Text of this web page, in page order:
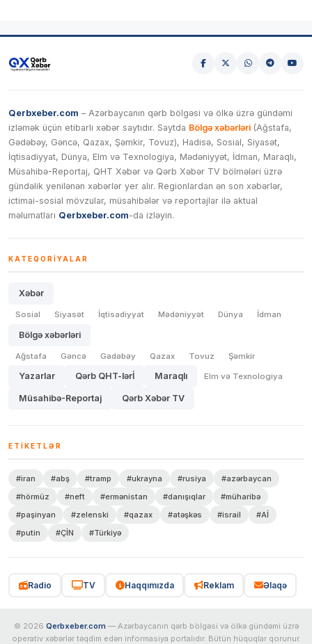
Qerbxeber.com – Azərbaycanın qərb bölgəsi və ölkə üzrə gündəmi
izləmək üçün etibarlı xəbər saytıdır. Saytda Bölgə xəbərləri (Ağstafa,
Gədəbəy, Gəncə, Qazax, Şəmkir, Tovuz), Hadisə, Sosial, Siyasət,
İqtisadiyyat, Dünya, Elm və Texnologiya, Mədəniyyət, İdman, Maraqlı,
Müsahibə-Reportaj, QHT Xəbər və Qərb Xəbər TV bölmələri üzrə
gündəlik yenilənən xəbərlər yer alır. Regionlardan ən son xəbərlər,
ictimai-sosial mövzular, müsahibələr və reportajlar ilə aktual
məlumatları Qerbxeber.com-da izləyin.
KATEQORIYALAR
Xəbər
Sosial Siyasət İqtisadiyyat Mədəniyyət Dünya İdman
Bölgə xəbərləri
Ağstafa Gəncə Gədəbəy Qazax Tovuz Şəmkir
Yazarlar Qərb QHT-lərİ Maraqlı Elm və Texnologiya
Müsahibə-Reportaj Qərb Xəbər TV
ETIKETLƏR
#iran #abş #tramp #ukrayna #rusiya
#azərbaycan
#hörmüz
#neft #ermənistan #danışıqlar
#müharibə
#paşinyan
#zelenski #qazax #atəşkəs #israil
#Aİ
#putin
#ÇİN #Türkiyə
Radio TV Haqqımızda Reklam Əlaqə
© 2026 Qerbxeber.com — Azərbaycanın qərb bölgəsi və ölkə gündəmi üzrə
operativ xəbərlər təqdim edən informasiya portalıdır. Bütün hüquqlar qorunur.